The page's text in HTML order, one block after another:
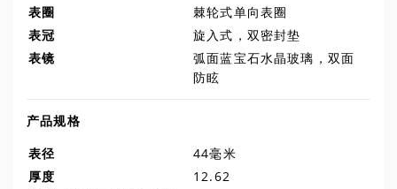
表圈
棘轮式单向表圈
表冠
旋入式，双密封垫
表镜
弧面蓝宝石水晶玻璃，双面
防眩
产品规格
表径
44毫米
厚度
12.62